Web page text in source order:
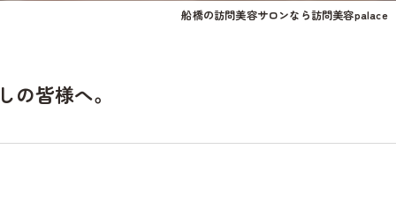
船橋の訪問美容サロンなら訪問美容palace
皆様へ。